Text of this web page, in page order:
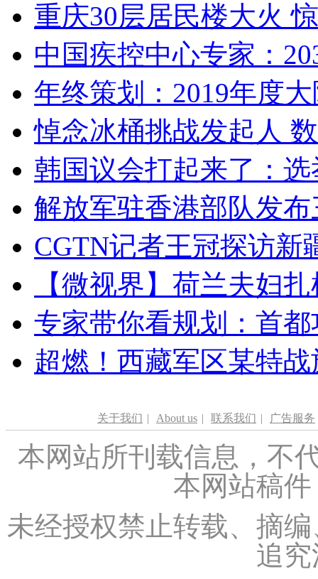
重庆30层居民楼大火
中国疾控中心专家：
年终策划：2019年度
悼念冰桶挑战发起人
韩国议会打起来了：
解放军驻香港部队发
CGTN记者王冠探访新
【微视界】荷兰夫妇
专家带你看规划：首
超燃！西藏军区某特
关于我们 | About us | 联系我们 | 广告服务
本网站所刊载信息，不
本网站稿
未经授权禁止转载、摘
追